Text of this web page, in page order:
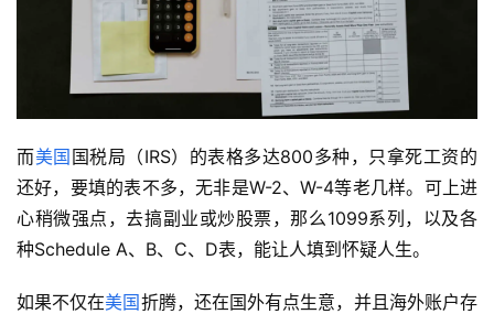
而美国国税局（IRS）的表格多达800多种，只拿死工资的
还好，要填的表不多，无非是W-2、W-4等老几样。可上进
心稍微强点，去搞副业或炒股票，那么1099系列，以及各
种Schedule A、B、C、D表，能让人填到怀疑人生。
如果不仅在美国折腾，还在国外有点生意，并且海外账户存